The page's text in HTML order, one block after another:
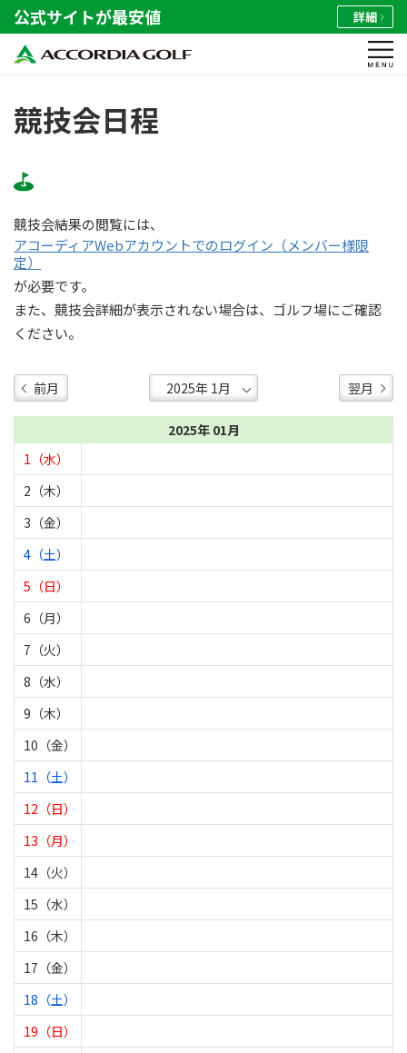
公式サイトが最安値 詳細
競技会日程
競技会結果の閲覧には、
アコーディアWebアカウントでのログイン（メンバー様限
定）
が必要です。
また、競技会詳細が表示されない場合は、ゴルフ場にご確認
ください。
前月 翌月
2025年 01月
1（水）
2（木）
3（金）
4（土）
5（日）
6（月）
7（火）
8（水）
9（木）
10（金）
11（土）
12（日）
13（月）
14（火）
15（水）
16（木）
17（金）
18（土）
19（日）